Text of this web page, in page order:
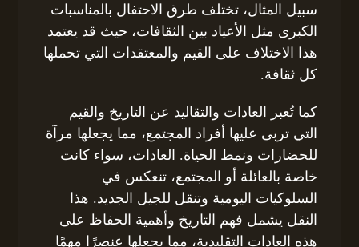
سبيل المثال، تختلف طرق الاحتفال بالمناسبات
الكبرى مثل الأعياد بين الثقافات، حيث قد يعتمد
هذا الاختلاف على القيم والمعتقدات التي تحملها
كل ثقافة.
كما تُعبر العادات والتقاليد عن التاريخ والقيم
التي تربى عليها أفراد المجتمع، مما يجعلها مرآة
للحضارات ونمط الحياة. العادات، سواء كانت
خاصة بالعائلة أو المجتمع، تنعكس في
السلوكيات اليومية وتنقل للجيل الجديد. هذا
النقل يشمل فهم التاريخ وأهمية الحفاظ على
هذه العادات التقليدية، مما يجعلها عنصرًا مهمًا